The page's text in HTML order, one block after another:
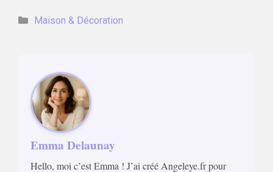
Catégories
Maison & Décoration
Emma Delaunay
Hello, moi c’est Emma ! J’ai créé Angeleye.fr pour